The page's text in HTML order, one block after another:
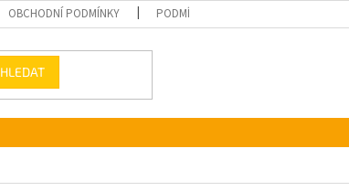
OBCHODNÍ PODMÍNKY PODMÍNKY OCHRANY OSOBNÍCH ÚDAJŮ
HLEDAT